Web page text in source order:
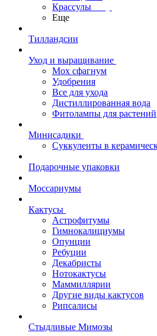
Крассулы
Еще
Тилландсии
Уход и выращивание
Мох сфагнум
Удобрения
Все для ухода
Дистиллированная вода
Фитолампы для растений
Минисадики
Суккуленты в
Подарочные упаковки
Моссариумы
Кактусы
Астрофитумы
Гимнокалициумы
Опунции
Ребуции
Декабристы
Нотокактусы
Маммиллярии
Другие виды кактусов
Рипсалисы
Стыдливые Мимозы